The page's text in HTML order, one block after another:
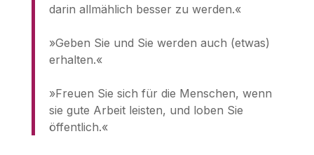
darin allmählich besser zu werden.«
»Geben Sie und Sie werden auch (etwas)
erhalten.«
»Freuen Sie sich für die Menschen, wenn
sie gute Arbeit leisten, und loben Sie
öffentlich.«